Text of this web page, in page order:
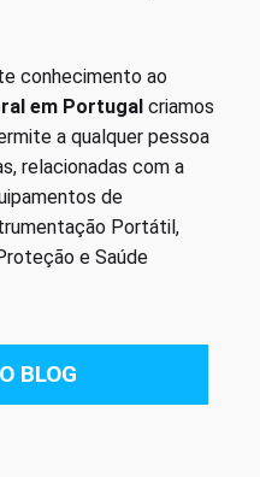
conhecimento ao
em Portugal criamos
a qualquer pessoa
relacionadas com a
de
Portátil,
e Saúde
BLOG